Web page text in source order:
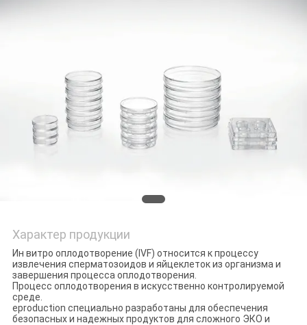
СВЯЖИТЕСЬ
НОВОСТИ
БЛОГ
КАРТА
САЙТА
PRIVACY
Характер продукции
Ин витро оплодотворение (IVF) относится к процессу
извлечения сперматозоидов и яйцеклеток из организма и
завершения процесса оплодотворения.
Процесс оплодотворения в искусственно контролируемой
среде.
eproduction специально разработаны для обеспечения
безопасных и надежных продуктов для сложного ЭКО и